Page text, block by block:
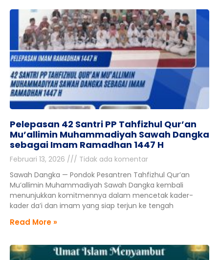
Pelepasan 42 Santri PP Tahfizhul Qur’an
Mu’allimin Muhammadiyah Sawah Dangka
sebagai Imam Ramadhan 1447 H
Februari 13, 2026
Tidak ada komentar
Sawah Dangka — Pondok Pesantren Tahfizhul Qur’an
Mu’allimin Muhammadiyah Sawah Dangka kembali
menunjukkan komitmennya dalam mencetak kader-
kader da’i dan imam yang siap terjun ke tengah
Read More »